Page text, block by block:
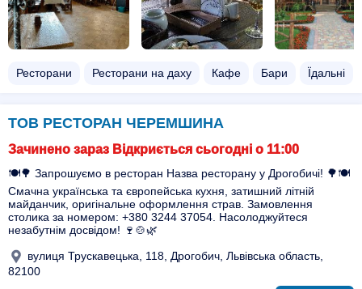
Ресторани Ресторани на даху Кафе Бари Їдальні
ТОВ РЕСТОРАН ЧЕРЕМШИНА
Зачинено зараз Відкриється сьогодні о 11:00
🍽️🌳 Запрошуємо в ресторан Назва ресторану у Дрогобичі! 🌳🍽️
Смачна українська та європейська кухня, затишний літній
майданчик, оригінальне оформлення страв. Замовлення
столика за номером: +380 3244 37054. Насолоджуйтеся
незабутнім досвідом! 🍷🍲🌿
вулиця Трускавецька, 118, Дрогобич, Львівська область,
82100